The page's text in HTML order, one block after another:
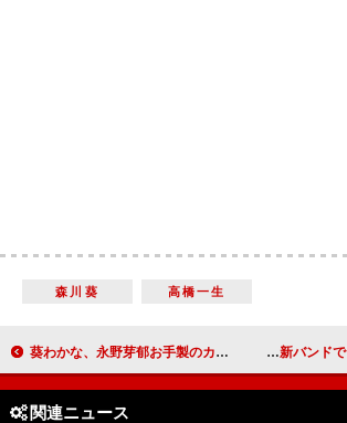
森川葵 高橋一生
葵わかな、永野芽郁お手製のカップに感激 朝ドラヒロイン・バトンリレー 川谷絵音「もう一度紅白
関連ニュース